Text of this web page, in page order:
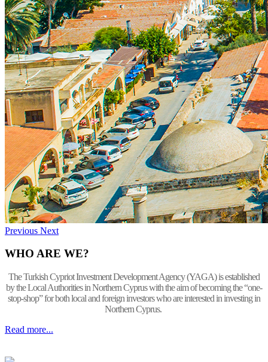
Previous Next
WHO ARE WE?
The Turkish Cypriot Investment Development Agency (YAGA) is established
by the Local Authorities in Northern Cyprus with the aim of becoming the “one-
stop-shop” for both local and foreign investors who are interested in investing in
Northern Cyprus.
Read more...